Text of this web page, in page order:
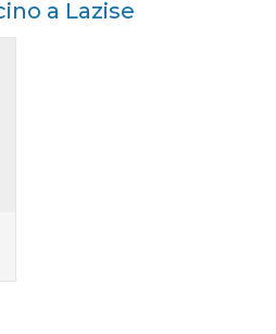
a Lazise